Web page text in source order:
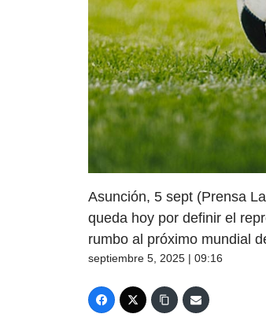
Asunción, 5 sept (Prensa
queda hoy por definir el
rumbo al próximo mundial
septiembre 5, 2025 | 09:16